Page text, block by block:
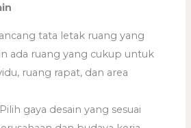
tata letak ruang yang
ada ruang yang cukup untuk
ruang rapat, dan area
gaya desain yang sesuai